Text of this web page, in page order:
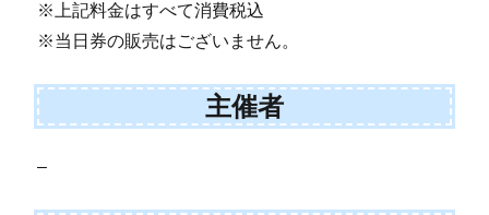
※上記料金はすべて消費税込
※当日券の販売はございません。
主催者
–